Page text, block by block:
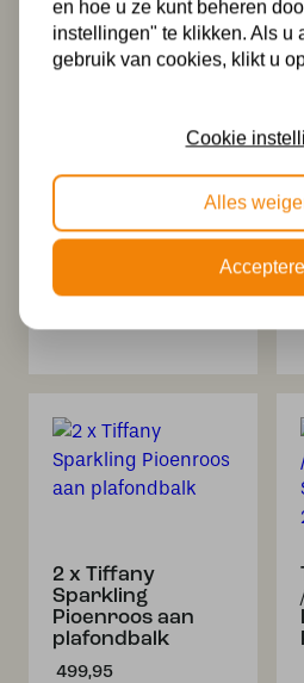
Tiffany
Kroonluchter
Pioenroos 2
2 x Tiffany
Sparkling
Pioenroos aan
plafondbalk
499,95
en hoe u ze kunt beheren
instellingen" te klikken. Als u
gebruik van cookies, klikt u
Cookie
Alles